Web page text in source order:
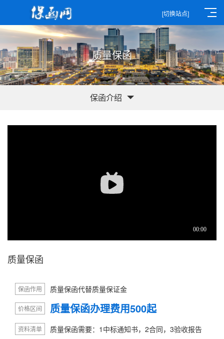
[切换站点]
质量保函
保函介绍
质量保函
保函作用 质量保函代替质量保证金
价格区间 质量保函办理费用500起
资料清单 质量保函需要：1中标通知书，2合同，3验收报告